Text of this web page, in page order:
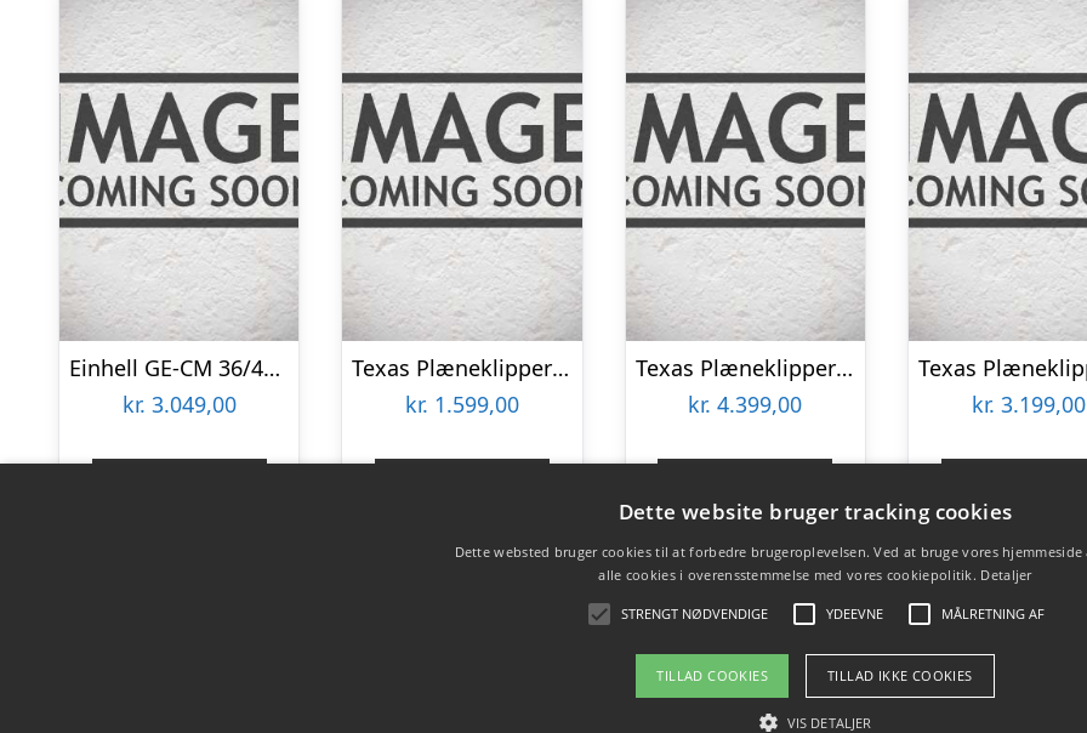
Einhell GE-CM 36/48 M akku plæneklipper 48 cm. 2x18V u/batteri og lader
kr. 3.049,00
Texas Plæneklipper Smart 4400
kr. 1.599,00
Texas Plæneklipper ZT 5110TR/WE (ZERO TURN)
kr. 4.399,00
Gå til shop
kr. 3.199,00
Gå til
Dette website bruger tracking cookies
Dette websted bruger cookies til at forbedre brugeroplevelsen. Ved at bruge vores hjemmeside
alle cookies i overensstemmelse med vores cookiepolitik. Detaljer
STRENGT NØDVENDIGE YDEEVNE MÅLRETNING AF
TILLAD COOKIES TILLAD IKKE COOKIES
VIS DETALJER